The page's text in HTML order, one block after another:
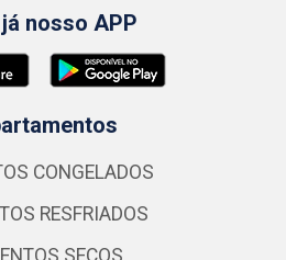
nosso APP
CONGELADOS
RESFRIADOS
SECOS